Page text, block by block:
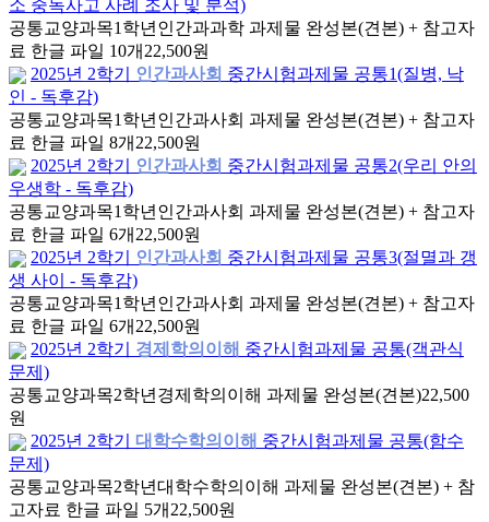
소 중독사고 사례 조사 및 분석)
공통교양과목1학년 인간과과학 과제물 완성본(견본) + 참고자
료 한글 파일 10개 22,500원
2025년 2학기
인간과사회 중간시험과제물 공통1(질병, 낙
인 - 독후감)
공통교양과목1학년 인간과사회 과제물 완성본(견본) + 참고자
료 한글 파일 8개 22,500원
2025년 2학기
인간과사회 중간시험과제물 공통2(우리 안의
우생학 - 독후감)
공통교양과목1학년 인간과사회 과제물 완성본(견본) + 참고자
료 한글 파일 6개 22,500원
2025년 2학기
인간과사회 중간시험과제물 공통3(절멸과 갱
생 사이 - 독후감)
공통교양과목1학년 인간과사회 과제물 완성본(견본) + 참고자
료 한글 파일 6개 22,500원
2025년 2학기
경제학의이해 중간시험과제물 공통(객관식
문제)
공통교양과목2학년 경제학의이해 과제물 완성본(견본)22,500
원
2025년 2학기
대학수학의이해 중간시험과제물 공통(함수
문제)
공통교양과목2학년대학수학의이해 과제물 완성본(견본) + 참
고자료 한글 파일 5개 22,500원